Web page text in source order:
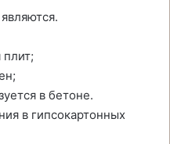
в бетоне.
в гипсокартонных